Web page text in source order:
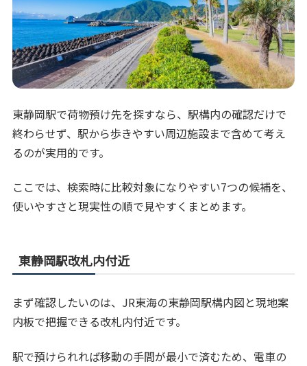
東静岡駅で荷物預け先を探すなら、駅構内の確認だけで
終わらせず、駅から歩きやすい周辺施設まで含めて考え
るのが実用的です。
ここでは、検索時に比較対象になりやすい7つの候補を、
使いやすさと現実性の順で見やすくまとめます。
東静岡駅改札内付近
まず確認したいのは、JR東海の東静岡駅構内図と現地案
内板で把握できる改札内付近です。
駅で預けられれば移動の手間が最小で済むため、電車の